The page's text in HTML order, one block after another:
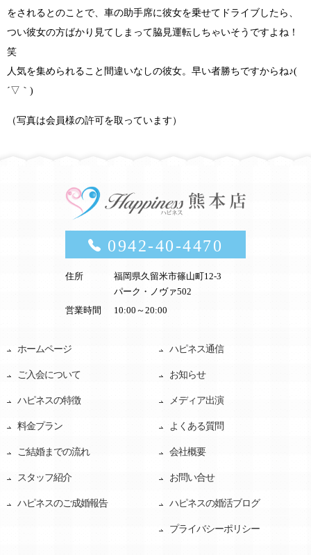
をされるとのことで、車の助手席に彼女を乗せてドライブしたら、
つい彼女の方ばかり見てしまって脇見運転しちゃいそうですよね！
笑
人気を集められること間違いなしの彼女。早い者勝ちですからね♪(
´▽｀)
（写真は会員様の許可を取っています）
0942-40-4470
住所
福岡県久留米市篠山町12-3
パーク・ノヴァ502
営業時間
10:00～20:00
ホームページ
ご入会について
ハピネスの特徴
料金プラン
ご結婚までの流れ
スタッフ紹介
ハピネスのご成婚報告
ハピネス通信
お知らせ
メディア出演
よくある質問
会社概要
お問い合せ
ハピネスの婚活ブログ
プライバシーポリシー